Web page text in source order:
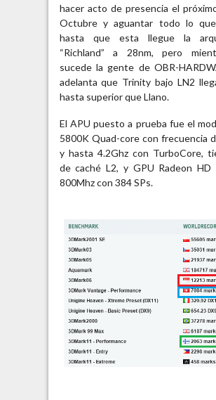
hacer acto de presencia el
Octubre y aguantar todo lo
hasta que esta llegue la
“Richland” a 28nm, pero
sucede la gente de OBR-
adelanta que Trinity bajo LN2
hasta superior que Llano.
El APU puesto a prueba fue el
5800K Quad-core con frecuencia
y hasta 4.2Ghz con TurboCore,
de caché L2, y GPU Radeon HD
800Mhz con 384 SPs.